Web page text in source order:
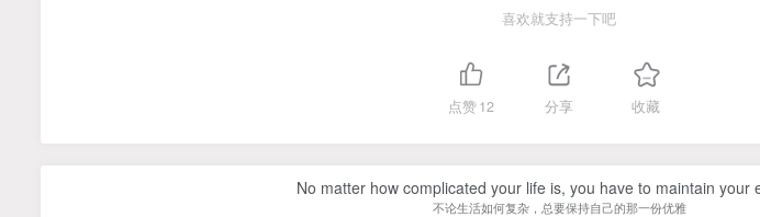
喜欢就支持一下吧
点赞12 分享 收藏
No matter how complicated your life is, you have to maintain your
不论生活如何复杂，总要保持自己的那一份优雅